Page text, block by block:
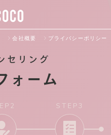
会社概要 プライバシーポリシー
セリング
ォーム
STEP3